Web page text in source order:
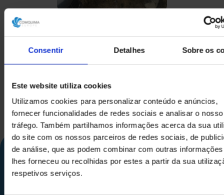
Consentir Detalhes Sobre os
Este website utiliza cookies
Utilizamos cookies para personalizar conteúdo e anúncios,
fornecer funcionalidades de redes sociais e analisar o nosso
tráfego. Também partilhamos informações acerca da sua
do site com os nossos parceiros de redes sociais, de
de análise, que as podem combinar com outras
lhes forneceu ou recolhidas por estes a partir da sua
respetivos serviços.
NADEU 200F-1000 EM AÇO
INOXIDÁVEL 316 250 KG
VERTICAL